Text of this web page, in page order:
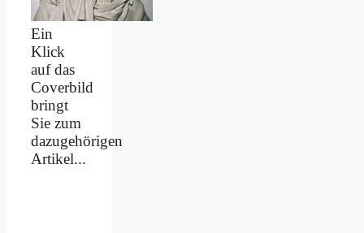
Ein
Klick
auf das
Coverbild
bringt
Sie zum
dazugehörigen
Artikel...